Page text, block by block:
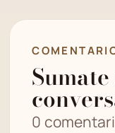
0